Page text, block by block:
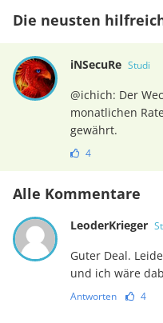
Die neusten
iNSecuRe Studi
@ichich: Der
monatlichen
gewährt.
4
Alle Kommentare
LeoderKrieger
Guter Deal.
und ich wäre
Antworten 4